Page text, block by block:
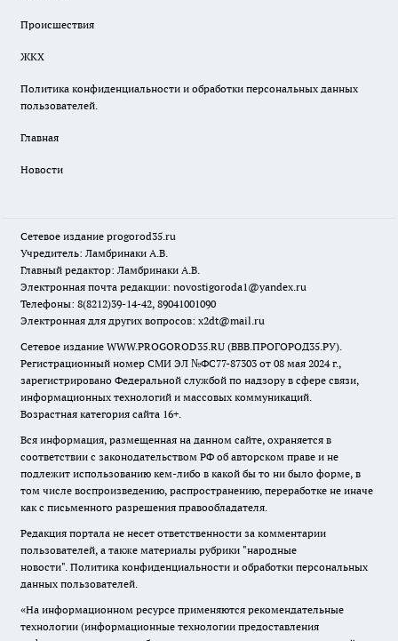
Происшествия
ЖКХ
Политика конфиденциальности и обработки персональных данных
пользователей.
Главная
Новости
Сетевое издание progorod35.ru
Учредитель: Ламбринаки А.В.
Главный редактор: Ламбринаки А.В.
Электронная почта редакции: novostigoroda1@yandex.ru
Телефоны: 8(8212)39-14-42, 89041001090
Электронная для других вопросов: x2dt@mail.ru
Сетевое издание WWW.PROGOROD35.RU (ВВВ.ПРОГОРОД35.РУ).
Регистрационный номер СМИ ЭЛ №ФС77-87303 от 08 мая 2024 г.,
зарегистрировано Федеральной службой по надзору в сфере связи,
информационных технологий и массовых коммуникаций.
Возрастная категория сайта 16+.
Вся информация, размещенная на данном сайте, охраняется в
соответствии с законодательством РФ об авторском праве и не
подлежит использованию кем-либо в какой бы то ни было форме, в
том числе воспроизведению, распространению, переработке не иначе
как с письменного разрешения правообладателя.
Редакция портала не несет ответственности за комментарии
пользователей, а также материалы рубрики "народные
новости". Политика конфиденциальности и обработки персональных
данных пользователей.
«На информационном ресурсе применяются рекомендательные
технологии (информационные технологии предоставления